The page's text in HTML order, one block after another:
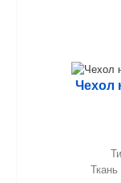
Чехол
Ткань